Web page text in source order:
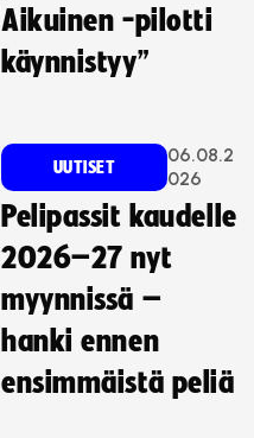
Aikuinen -pilotti
käynnistyy”
UUTISET
06.08.2
026
Pelipassit kaudelle
2026–27 nyt
myynnissä –
hanki ennen
ensimmäistä peliä